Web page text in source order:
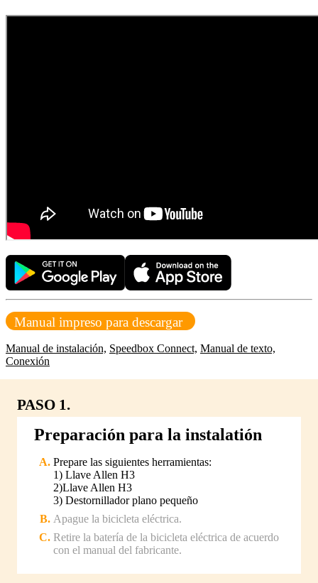
Manual impreso para descargar
Manual de instalación, Speedbox Connect, Manual de texto,
Conexión
PASO 1.
Preparación para la instalatión
Prepare las siguientes herramientas:
1) Llave Allen H3
2)Llave Allen H3
3) Destornillador plano pequeño
Apague la bicicleta eléctrica.
Retire la batería de la bicicleta eléctrica de acuerdo
con el manual del fabricante.